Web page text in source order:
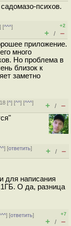
психов.
] [^^^]
+2
+ / –
приложение.
много
Но проблема в
близок к
заметно
[^] [^^] [^^^]
+ / –
] [ответить]
+ / –
для написания
О да, разница
] [ответить]
+7
+ / –